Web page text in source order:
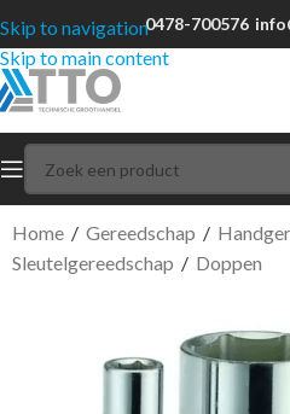
Skip to navigation
Skip to main content
0478-700576
Home / Gereedschap /
Sleutelgereedschap / Doppen